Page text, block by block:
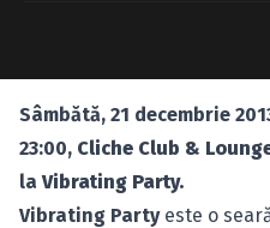
Sâmbătă, 21 decembrie
23:00, Cliche Club &
laVibrating Party.
Vibrating Partyeste o